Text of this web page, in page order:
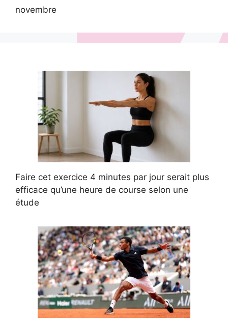
novembre
Faire cet exercice 4 minutes par jour serait plus
efficace qu’une heure de course selon une
étude